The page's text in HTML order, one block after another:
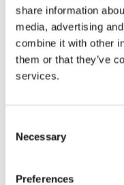
share information
media, advertising
combine it with other
them or that they’ve
services.
Selection
Necessary
Preferences
Νούντoλς με
γεύση λαχανικών